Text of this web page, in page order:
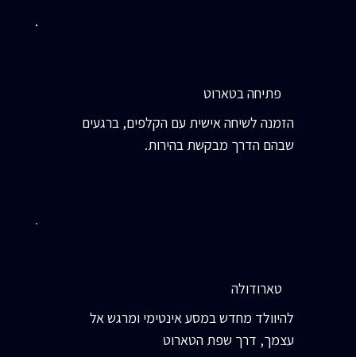
טארודולה
להיוולד מחדש במסע אינטימי ומרגש אל
עצמך, דרך שפת הטארוט
פתיחה בטארוט
הזמנה לשיחה אישית עם הקלפים, ברגעים
שבהם הדרך מבקשת בהירות.